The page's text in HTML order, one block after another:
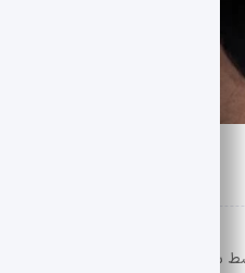
سال به من گفتند. من ناراحت